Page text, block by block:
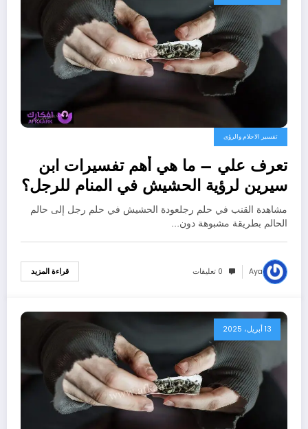
تفسير الاحلام والرؤى
تعرف علي – ما هي أهم تفسيرات ابن
سيرين لرؤية الحشيش في المنام للرجل؟
– بالتفصيل
مشاهدة القنب في حلم رجلعودة الحشيش في حلم رجل إلى حالم
الحالم بطريقة مشبوهة دون…
Aya 0 تعليقات قراءة المزيد
13 أبريل، 2025